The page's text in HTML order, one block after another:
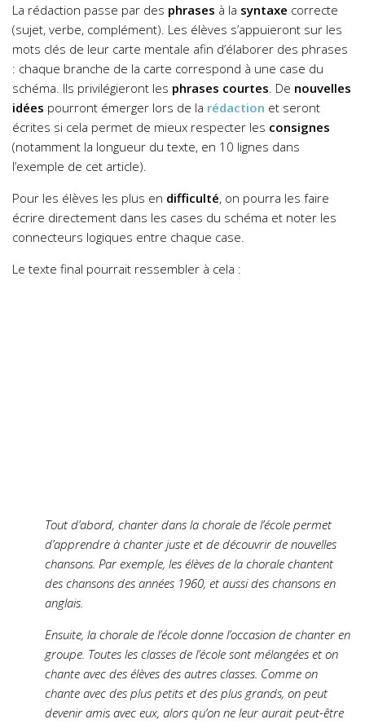
La rédaction passe par des phrases à la syntaxe correcte
(sujet, verbe, complément). Les élèves s’appuieront sur les
mots clés de leur carte mentale afin d’élaborer des phrases
: chaque branche de la carte correspond à une case du
schéma. lls privilégieront les phrases courtes . De nouvelles
idées pourront émerger lors de la rédaction et seront
écrites si cela permet de mieux respecter les consignes
(notamment la longueur du texte, en 10 lignes dans
l’exemple de cet article).
Pour les élèves les plus en difficulté, on pourra les faire
écrire directement dans les cases du schéma et noter les
connecteurs logiques entre chaque case.
Le texte final pourrait ressembler à cela :
Tout d’abord, chanter dans la chorale de l’école permet
d’apprendre à chanter juste et de découvrir de nouvelles
chansons. Par exemple, les élèves de la chorale chantent
des chansons des années 1960, et aussi des chansons en
anglais.
Ensuite, la chorale de l’école donne l’occasion de chanter en
groupe. Toutes les classes de l’école sont mélangées et on
chante avec des élèves des autres classes. Comme on
chante avec des plus petits et des plus grands, on peut
devenir amis avec eux, alors qu’on ne leur aurait peut-être